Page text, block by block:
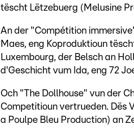
tëscht Lëtzebuerg (Melusine
An der "Compétition
Maes, eng Koproduktioun
Luxembourg, der Belsch an
d'Geschicht vum Ida, eng 72
Och "The Dollhouse" vun der
Competitioun vertrueden. Dës
a Poulpe Bleu Production) an